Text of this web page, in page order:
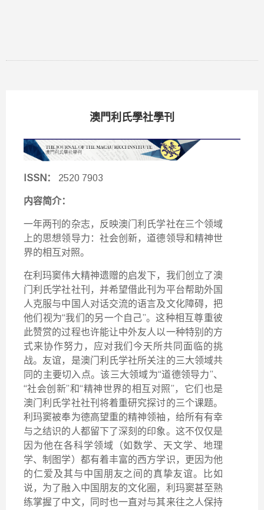
澳門利氏學社學刊
ISSN： 2520 7903
内容简介：
一年两刊的杂志，反映澳门利氏学社在三个领域
上的思想领导力：社会创新，道德领导和精神世
界的相互对照。
在利玛窦伟大精神遗赠的启发下，我们创立了澳
门利氏学社社刊，并希望借此刊为平台帮助外国
人克服与中国人对话交流的语言及文化障碍，把
他们视为“我们的另一个自己”。这种相互尊重彼
此赞赏的过程也许能让中外友人以一种特别的方
式来协作努力，应对我们今天所共同面临的挑
战。友谊，是澳门利氏学社所关注的三大领域共
同的主要切入点。该三大领域为“道德领导力”、
“社会创新”和“精神世界的相互对照”，它们也是
澳门利氏学社社刊将着重研究探讨的三个课题。
利玛窦被奉为德高望重的精神领袖，给所有有幸
与之结识的人都留下了深刻的印象。这不仅仅是
因为他在各科学领域（如数学、天文学、地理
学、制图学）都有着丰富的西方学识，更因为他
的仁爱及其与中国朋友之间的真挚友谊。比如
说，为了融入中国朋友的文化圈，利玛窦甚至熟
练掌握了中文，同时也一直对与其来往之人保持